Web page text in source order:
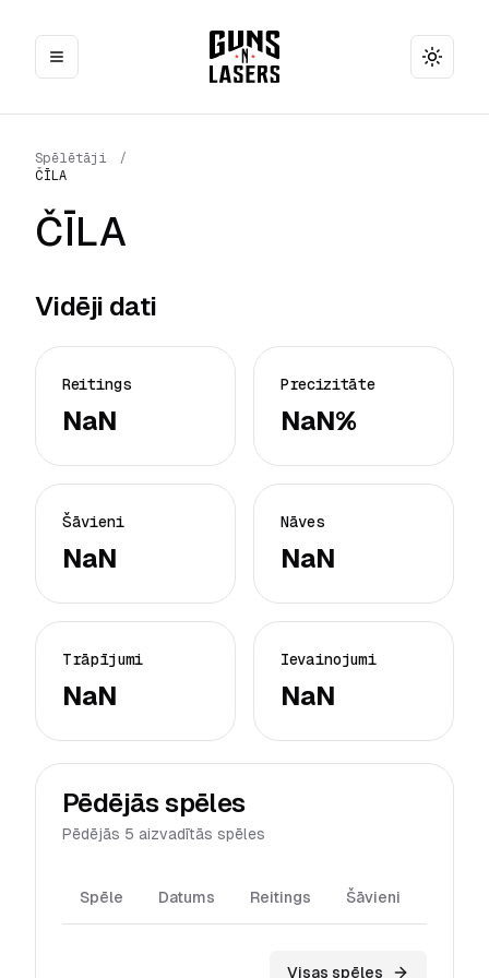
Toggle
Spēlētāji
/
ČĪLA
ČĪLA
Vidēji dati
Reitings
NaN
Precizitāte
NaN%
Šāvieni
NaN
Nāves
NaN
Trāpījumi
NaN
Ievainojumi
NaN
Pēdējās spēles
Pēdējās 5 aizvadītās spēles
Spēle Datums Reitings Šāvieni
Visas spēles